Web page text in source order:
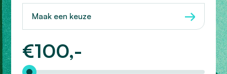
Maak een keuze
€100,-
Hoeveel wilt u lenen?